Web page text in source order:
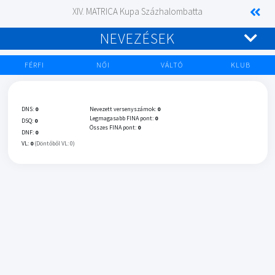
XIV. MATRICA Kupa Százhalombatta
NEVEZÉSEK
FÉRFI NŐI VÁLTÓ KLUB
DNS: 0
DSQ: 0
DNF: 0
VL: 0 (Döntőből VL: 0)
Nevezett versenyszámok: 0
Legmagasabb FINA pont: 0
Összes FINA pont: 0